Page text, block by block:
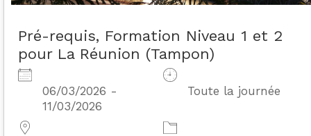
Pré-requis, Formation Niveau 1 et 2
pour La Réunion (Tampon)
06/03/2026 -
11/03/2026
Toute la journée